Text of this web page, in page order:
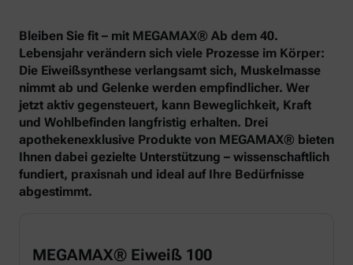
Bleiben Sie fit – mit MEGAMAX® Ab dem 40.
Lebensjahr verändern sich viele Prozesse im Körper:
Die Eiweißsynthese verlangsamt sich, Muskelmasse
nimmt ab und Gelenke werden empfindlicher. Wer
jetzt aktiv gegensteuert, kann Beweglichkeit, Kraft
und Wohlbefinden langfristig erhalten. Drei
apothekenexklusive Produkte von MEGAMAX® bieten
Ihnen dabei gezielte Unterstützung – wissenschaftlich
fundiert, praxisnah und ideal auf Ihre Bedürfnisse
abgestimmt.
MEGAMAX® Eiweiß 100